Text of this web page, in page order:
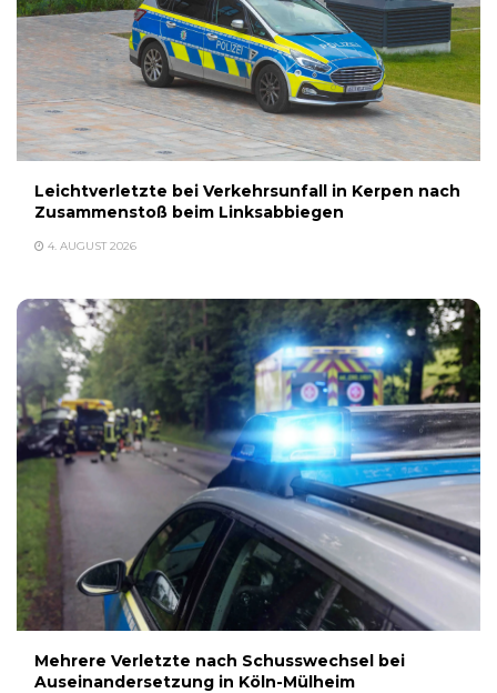
Leichtverletzte bei Verkehrsunfall in Kerpen nach
Zusammenstoß beim Linksabbiegen
4. AUGUST 2026
Mehrere Verletzte nach Schusswechsel bei
Auseinandersetzung in Köln-Mülheim